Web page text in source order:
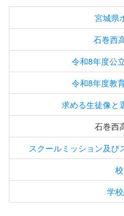
宮城県
石巻西
令和8年度公
令和8年度教
求める生徒像と
石巻西
スクールミッション及び
学